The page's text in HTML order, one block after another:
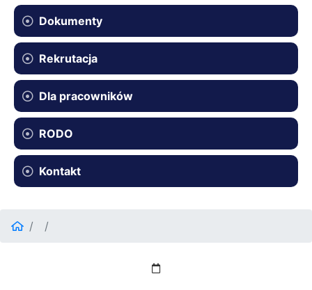
Dokumenty
Rekrutacja
Dla pracowników
RODO
Kontakt